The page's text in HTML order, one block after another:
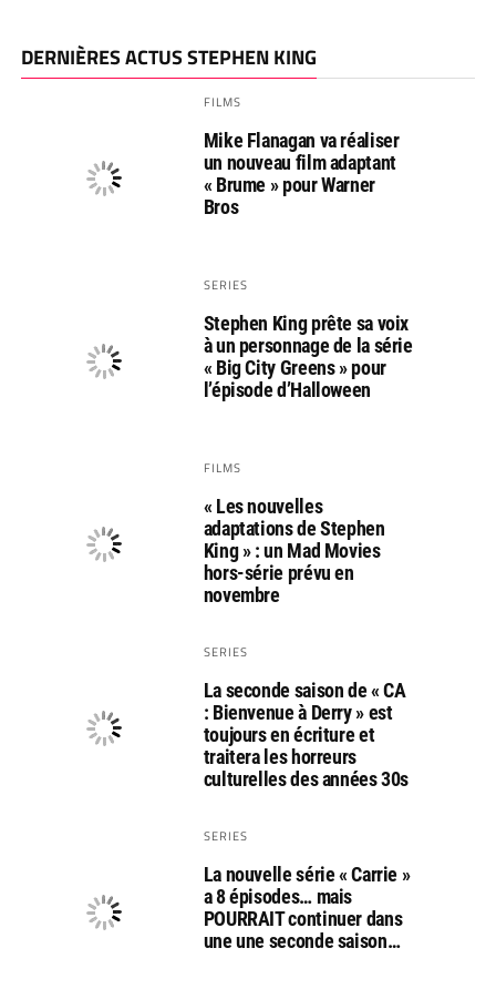
DERNIÈRES ACTUS STEPHEN KING
FILMS
Mike Flanagan va réaliser
un nouveau film adaptant
« Brume » pour Warner
Bros
SERIES
Stephen King prête sa voix
à un personnage de la série
« Big City Greens » pour
l’épisode d’Halloween
FILMS
« Les nouvelles
adaptations de Stephen
King » : un Mad Movies
hors-série prévu en
novembre
SERIES
La seconde saison de « CA
: Bienvenue à Derry » est
toujours en écriture et
traitera les horreurs
culturelles des années 30s
SERIES
La nouvelle série « Carrie »
a 8 épisodes… mais
POURRAIT continuer dans
une une seconde saison…